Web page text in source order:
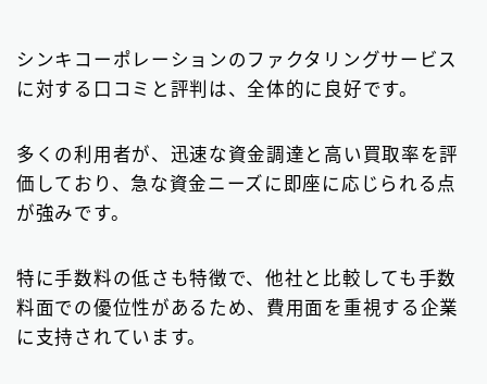
シンキコーポレーションのファクタリングサービス
に対する口コミと評判は、全体的に良好です。
多くの利用者が、迅速な資金調達と高い買取率を評
価しており、急な資金ニーズに即座に応じられる点
が強みです。
特に手数料の低さも特徴で、他社と比較しても手数
料面での優位性があるため、費用面を重視する企業
に支持されています。